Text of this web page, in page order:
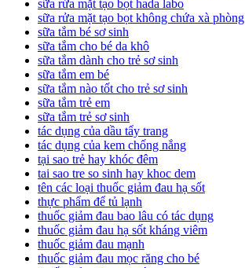
sữa rửa mặt tạo bọt hada labo
sữa rửa mặt tạo bọt không chứa xà phòng
sữa tắm bé sơ sinh
sữa tắm cho bé da khô
sữa tắm dành cho trẻ sơ sinh
sữa tắm em bé
sữa tắm nào tốt cho trẻ sơ sinh
sữa tắm trẻ em
sữa tắm trẻ sơ sinh
tác dụng của dầu tẩy trang
tác dụng của kem chống nắng
tại sao trẻ hay khóc đêm
tai sao tre so sinh hay khoc dem
tên các loại thuốc giảm đau hạ sốt
thực phẩm để tủ lạnh
thuốc giảm đau bao lâu có tác dụng
thuốc giảm đau hạ sốt kháng viêm
thuốc giảm đau mạnh
thuốc giảm đau mọc răng cho bé